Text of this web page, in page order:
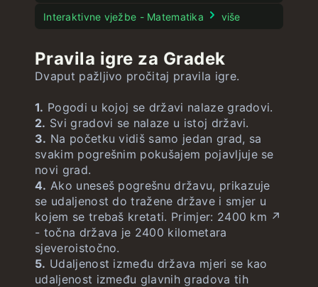
Fleka
Slovek neograničeno
Slagalica 15 neograničeno
Brojček neograničeno
Jednadžbek
Matematek
Veća država neograničeno
SADek Zastave neograničeno
Godinek
Gradek neograničeno
Filmek
Interaktivne vježbe - Matematika više
Pravila igre za Gradek
Dvaput pažljivo pročitaj pravila igre.
1. Pogodi u kojoj se državi nalaze gradovi.
2. Svi gradovi se nalaze u istoj državi.
3. Na početku vidiš samo jedan grad, sa
svakim pogrešnim pokušajem pojavljuje se
novi grad.
4. Ako uneseš pogrešnu državu, prikazuje
se udaljenost do tražene države i smjer u
kojem se trebaš kretati. Primjer: 2400 km ↗️
- točna država je 2400 kilometara
sjeveroistočno.
5. Udaljenost između država mjeri se kao
udaljenost između glavnih gradova tih